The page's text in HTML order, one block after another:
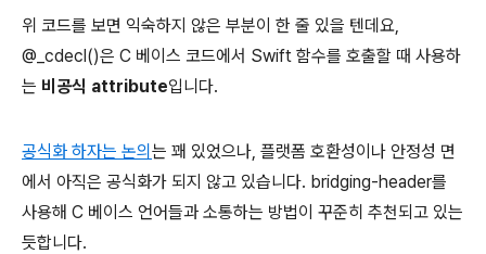
위 코드를 보면 익숙하지 않은 부분이 한 줄 있을 텐데요,
@_cdecl()은 C 베이스 코드에서 Swift 함수를 호출할 때 사용하
는 비공식 attribute입니다.
공식화 하자는 논의 는 꽤 있었으나, 플랫폼 호환성이나 안정성 면
에서 아직은 공식화가 되지 않고 있습니다. bridging-header를
사용해 C 베이스 언어들과 소통하는 방법이 꾸준히 추천되고 있는
듯합니다.